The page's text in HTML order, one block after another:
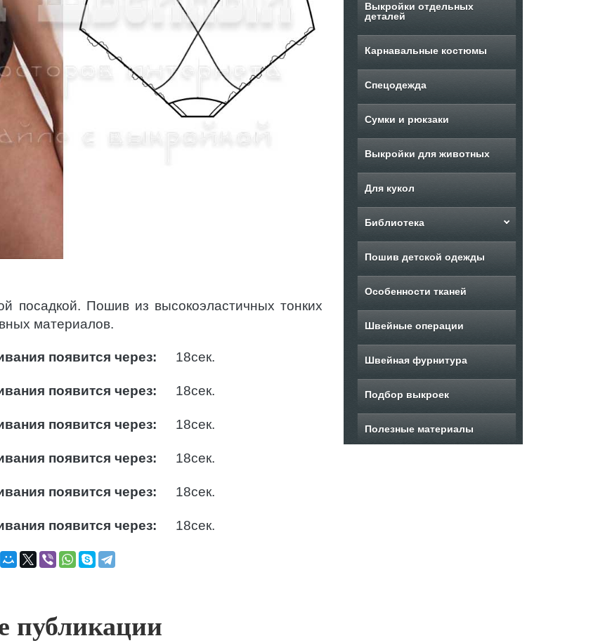
посадкой. Пошив из высокоэластичных тонких
материалов.
появится через: 17сек.
появится через: 17сек.
появится через: 17сек.
появится через: 17сек.
появится через: 17сек.
появится через: 17сек.
публикации
Выкройки отдельных
деталей
Карнавальные костюмы
Спецодежда
Сумки и рюкзаки
Выкройки для животных
Для кукол
Библиотека
Пошив детской одежды
Особенности тканей
Швейные операции
Швейная фурнитура
Подбор выкроек
Полезные материалы